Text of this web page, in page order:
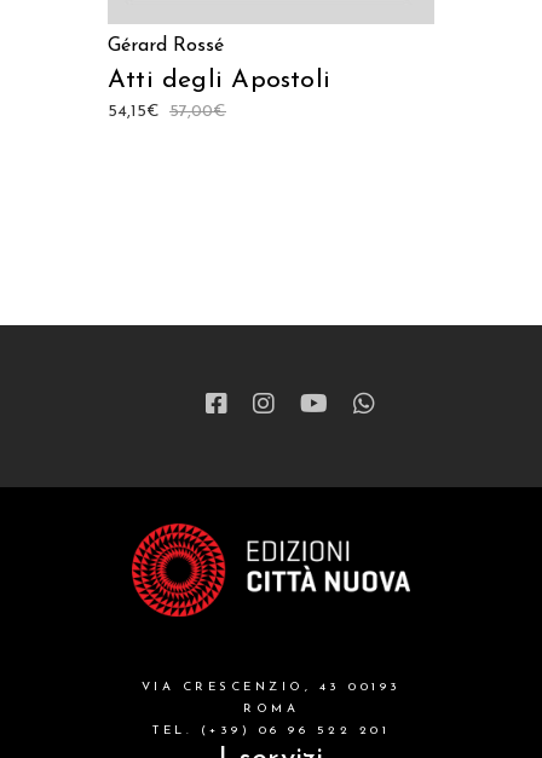
Gérard Rossé
Atti degli Apostoli
57,00€
54,15€
VIA CRESCENZIO, 43 00193
ROMA
TEL. (+39) 06 96 522 201